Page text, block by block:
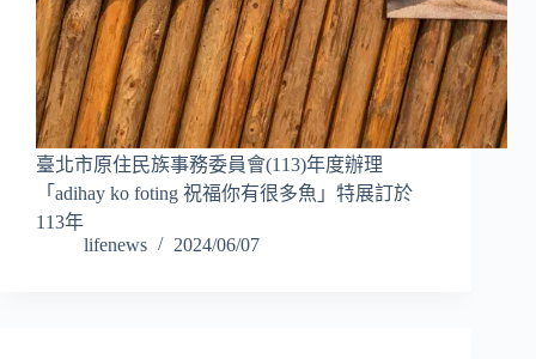
臺北市原住民族事務委員會(113)年度辦理
「adihay ko foting 祝福你有很多魚」特展訂於
113年
lifenews
2024/06/07